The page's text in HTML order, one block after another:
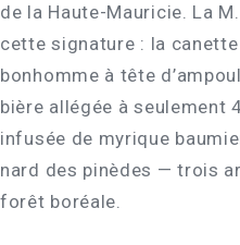
de la Haute-Mauricie. La
cette signature : la
bonhomme à tête
bière allégée à seulement
infusée de myrique
nard des pinèdes — trois
forêt boréale.